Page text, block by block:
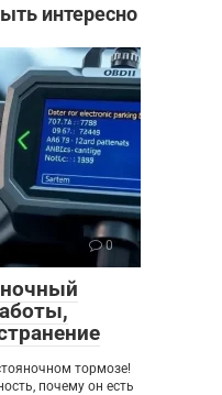
интересно
0
тормозе!
почему он есть